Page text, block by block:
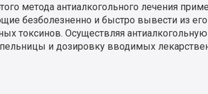
метода антиалкогольного лечения
безболезненно и быстро вывести из
токсинов. Осуществляя
и дозировку вводимых